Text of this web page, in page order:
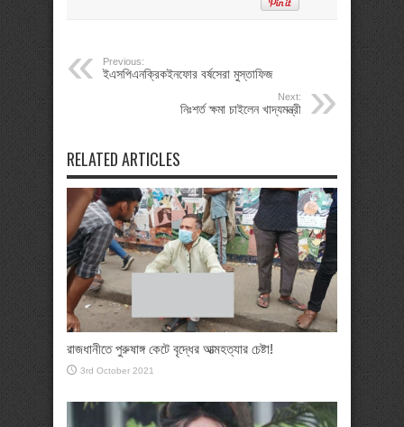
Previous:
ইএসপিএনক্রিকইনফোর বর্ষসেরা মুস্তাফিজ
Next:
নিঃশর্ত ক্ষমা চাইলেন খাদ্যমন্ত্রী
RELATED ARTICLES
রাজধানীতে পুরুষাঙ্গ কেটে বৃদ্ধের আত্মহত্যার চেষ্টা!
3rd October 2021